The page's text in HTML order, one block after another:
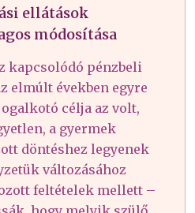
ellátások
módosítása
kapcsolódó pénzbeli
elmúlt években egyre
célja az volt,
a gyermek
döntéshez legyenek
változásához
feltételek mellett –